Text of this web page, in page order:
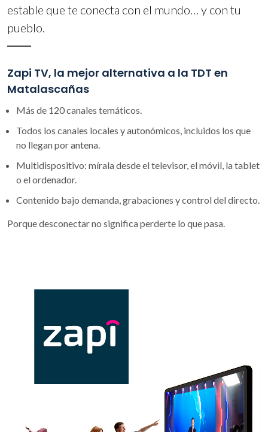
estable que te conecta con el mundo… y con tu
pueblo.
Zapi TV, la mejor alternativa a la TDT en
Matalascañas
Más de 120 canales temáticos.
Todos los canales locales y autonómicos, incluidos los que
no llegan por antena.
Multidispositivo: mírala desde el televisor, el móvil, la tablet
o el ordenador.
Contenido bajo demanda, grabaciones y control del directo.
Porque desconectar no significa perderte lo que pasa.